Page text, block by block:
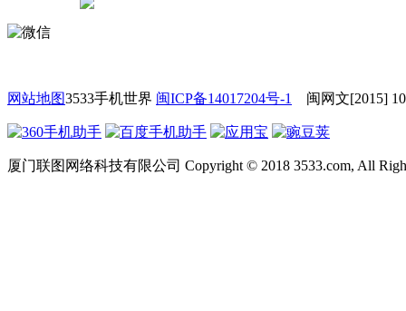
网站地图3533手机世界 闽ICP备14017204号-1 闽网文[2015]
厦门联图网络科技有限公司 Copyright © 2018 3533.com, All